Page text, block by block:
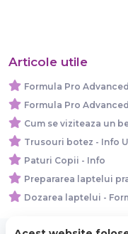
Articole utile
Formula Pro
Formula Pro
Cum se viziteaza un
Trusouri botez - Info
Paturi Copii - Info
Prepararea laptelui
Dozarea laptelui -